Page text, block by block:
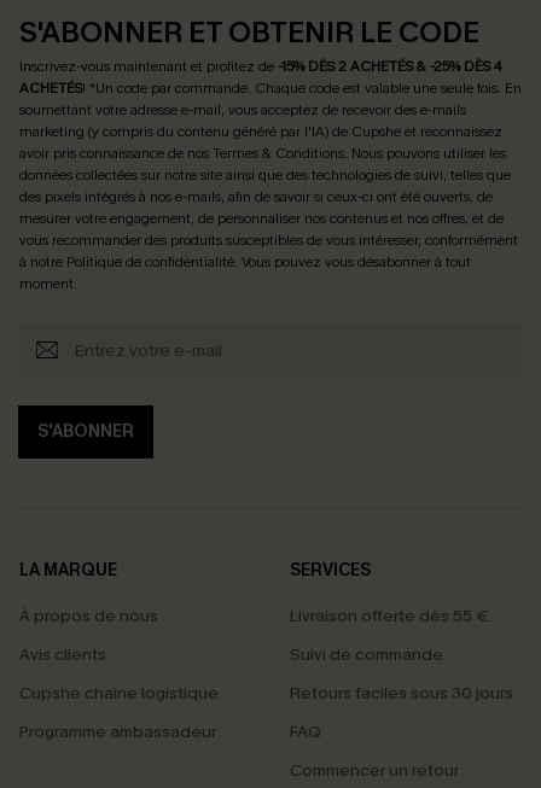
S'ABONNER ET OBTENIR LE CODE
Inscrivez-vous maintenant et profitez de -15% DÈS 2 ACHETÉS & -25% DÈS 4
ACHETÉS! *Un code par commande. Chaque code est valable une seule fois. En
soumettant votre adresse e-mail, vous acceptez de recevoir des e-mails
marketing (y compris du contenu généré par l'IA) de Cupshe et reconnaissez
avoir pris connaissance de nosTermes & Conditions. Nous pouvons utiliser les
données collectées sur notre site ainsi que des technologies de suivi, telles que
des pixels intégrés à nos e-mails, afin de savoir si ceux-ci ont été ouverts, de
mesurer votre engagement, de personnaliser nos contenus et nos offres, et de
vous recommander des produits susceptibles de vous intéresser, conformément
à notre Politique de confidentialité. Vous pouvez vous désabonner à tout
moment.
S'ABONNER
LA MARQUE
À propos de nous
Avis clients
Cupshe chaîne logistique
Programme ambassadeur
SERVICES
Livraison offerte dès 55 €
Suivi de commande
Retours faciles sous 30 jours
FAQ
Commencer un retour